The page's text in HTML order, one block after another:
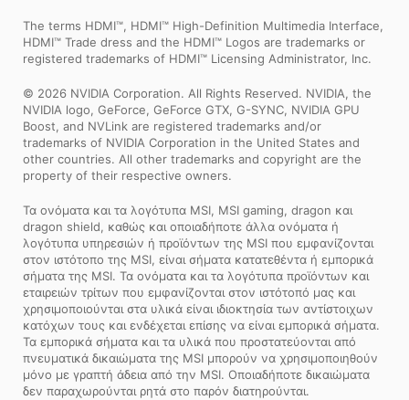
The terms HDMI™, HDMI™ High-Definition Multimedia Interface,
HDMI™ Trade dress and the HDMI™ Logos are trademarks or
registered trademarks of HDMI™ Licensing Administrator, Inc.
© 2026 NVIDIA Corporation. All Rights Reserved. NVIDIA, the
NVIDIA logo, GeForce, GeForce GTX, G-SYNC, NVIDIA GPU
Boost, and NVLink are registered trademarks and/or
trademarks of NVIDIA Corporation in the United States and
other countries. All other trademarks and copyright are the
property of their respective owners.
Τα ονόματα και τα λογότυπα MSI, MSI gaming, dragon και
dragon shield, καθώς και οποιαδήποτε άλλα ονόματα ή
λογότυπα υπηρεσιών ή προϊόντων της MSI που εμφανίζονται
στον ιστότοπο της MSI, είναι σήματα κατατεθέντα ή εμπορικά
σήματα της MSI. Τα ονόματα και τα λογότυπα προϊόντων και
εταιρειών τρίτων που εμφανίζονται στον ιστότοπό μας και
χρησιμοποιούνται στα υλικά είναι ιδιοκτησία των αντίστοιχων
κατόχων τους και ενδέχεται επίσης να είναι εμπορικά σήματα.
Τα εμπορικά σήματα και τα υλικά που προστατεύονται από
πνευματικά δικαιώματα της MSI μπορούν να χρησιμοποιηθούν
μόνο με γραπτή άδεια από την MSI. Οποιαδήποτε δικαιώματα
δεν παραχωρούνται ρητά στο παρόν διατηρούνται.